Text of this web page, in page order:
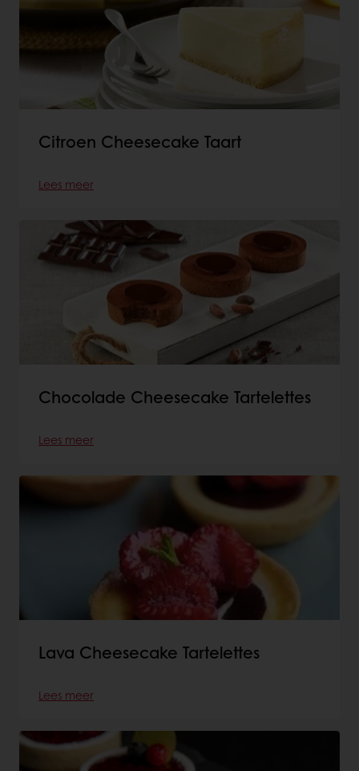
Citroen Cheesecake Taart
Lees meer
Chocolade Cheesecake Tartelettes
Lees meer
Lava Cheesecake Tartelettes
Lees meer